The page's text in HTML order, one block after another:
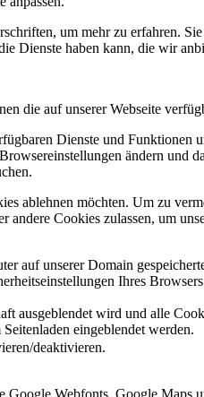
um mehr zu erfahren.
Dienste haben kann, die wir
die auf unserer Webseite
Dienste und
ändern und
ablehnen möchten. Um zu
andere Cookies zulassen, um
auf unserer Domain
Ihres
ausgeblendet wird und alle
eingeblendet werden.
deaktivieren.
Google Webfonts, Google